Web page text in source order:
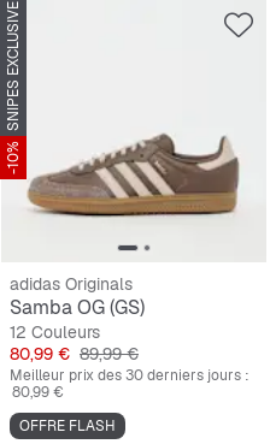
SNIPES EXCLUSIVE
-10%
adidas Originals
Samba OG (GS)
12 Couleurs
Prix
80,99 € Prix original
89,99 €
Meilleur prix des 30 derniers jours :
80,99 €
OFFRE FLASH